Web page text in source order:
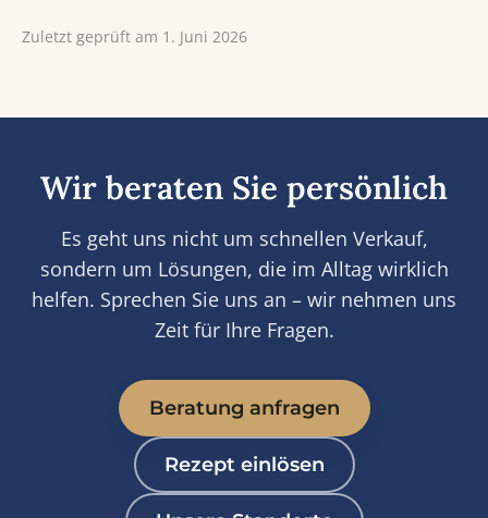
Zuletzt geprüft am 1. Juni 2026
Wir beraten Sie persönlich
Es geht uns nicht um schnellen Verkauf,
sondern um Lösungen, die im Alltag wirklich
helfen. Sprechen Sie uns an – wir nehmen uns
Zeit für Ihre Fragen.
Beratung anfragen
Rezept einlösen